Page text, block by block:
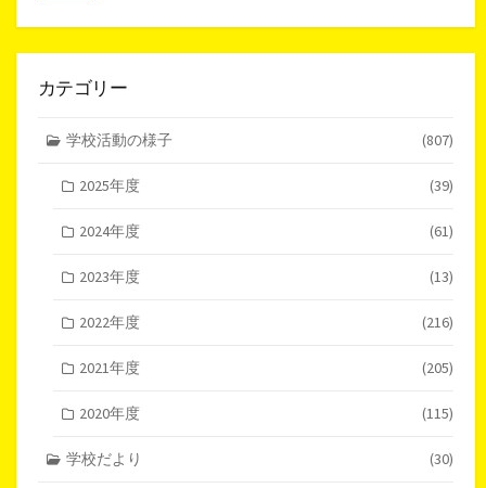
カテゴリー
学校活動の様子 (807)
2025年度 (39)
2024年度 (61)
2023年度 (13)
2022年度 (216)
2021年度 (205)
2020年度 (115)
学校だより (30)